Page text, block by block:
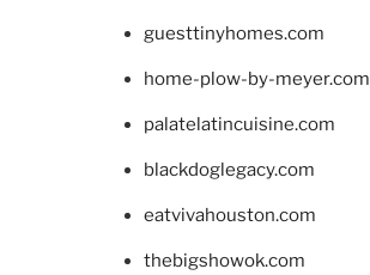
guesttinyhomes.com
home-plow-by-meyer.com
palatelatincuisine.com
blackdoglegacy.com
eatvivahouston.com
thebigshowok.com